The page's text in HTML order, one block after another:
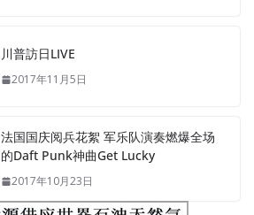
川普訪日LIVE
2017年11月5日
法国国庆阅兵花絮 军乐队演奏燃爆全场
的Daft Punk神曲Get Lucky
2017年10月23日